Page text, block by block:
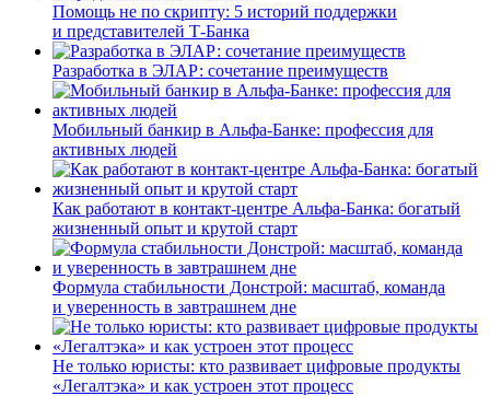
Помощь не по скрипту: 5 историй поддержки
и представителей Т-Банка
Разработка в ЭЛАР: сочетание преимуществ
Мобильный банкир в Альфа-Банке: профессия для
активных людей
Как работают в контакт-центре Альфа-Банка: богатый
жизненный опыт и крутой старт
Формула стабильности Донстрой: масштаб, команда
и уверенность в завтрашнем дне
Не только юристы: кто развивает цифровые продукты
«Легалтэка» и как устроен этот процесс